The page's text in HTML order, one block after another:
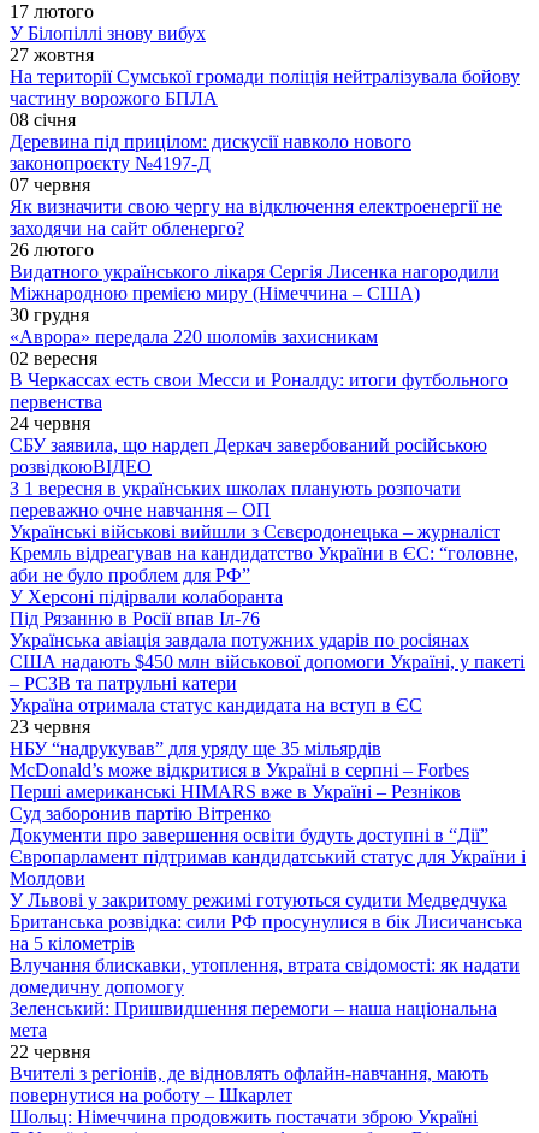
17 лютого
У Білопіллі знову вибух
27 жовтня
На території Сумської громади поліція нейтралізувала бойову
частину ворожого БПЛА
08 січня
Деревина під прицілом: дискусії навколо нового
законопроєкту №4197-Д
07 червня
Як визначити свою чергу на відключення електроенергії не
заходячи на сайт обленерго?
26 лютого
Видатного українського лікаря Сергія Лисенка нагородили
Міжнародною премією миру (Німеччина – США)
30 грудня
«Аврора» передала 220 шоломів захисникам
02 вересня
В Черкассах есть свои Месси и Роналду: итоги футбольного
первенства
24 червня
СБУ заявила, що нардеп Деркач завербований російською
розвідкоюВІДЕО
З 1 вересня в українських школах планують розпочати
переважно очне навчання – ОП
Українські військові вийшли з Сєвєродонецька – журналіст
Кремль відреагував на кандидатство України в ЄС: “головне,
аби не було проблем для РФ”
У Херсоні підірвали колаборанта
Під Рязанню в Росії впав Іл-76
Українська авіація завдала потужних ударів по росіянах
США надають $450 млн військової допомоги Україні, у пакеті
– РСЗВ та патрульні катери
Україна отримала статус кандидата на вступ в ЄС
23 червня
НБУ “надрукував” для уряду ще 35 мільярдів
McDonald’s може відкритися в Україні в серпні – Forbes
Перші американські HIMARS вже в Україні – Резніков
Суд заборонив партію Вітренко
Документи про завершення освіти будуть доступні в “Дії”
Європарламент підтримав кандидатський статус для України і
Молдови
У Львові у закритому режимі готуються судити Медведчука
Британська розвідка: сили РФ просунулися в бік Лисичанська
на 5 кілометрів
Влучання блискавки, утоплення, втрата свідомості: як надати
домедичну допомогу
Зеленський: Пришвидшення перемоги – наша національна
мета
22 червня
Вчителі з регіонів, де відновлять офлайн-навчання, мають
повернутися на роботу – Шкарлет
Шольц: Німеччина продовжить постачати зброю Україні